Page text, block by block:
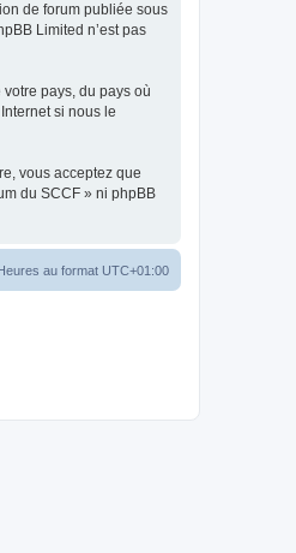
de forum publiée sous
Limited n’est pas
pays, du pays où
si nous le
vous acceptez que
du SCCF » ni phpBB
au format UTC+01:00